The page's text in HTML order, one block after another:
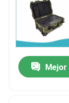
Sistema
filtro del